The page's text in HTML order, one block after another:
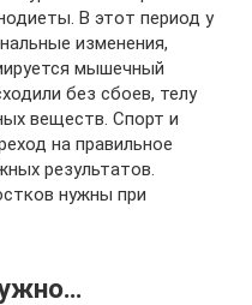
В этот период у
изменения,
мышечный
без сбоев, телу
веществ. Спорт и
на правильное
результатов.
нужны при